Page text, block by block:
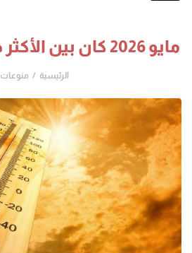
مايو 2026 كان بين الأكثر حرارة في التاريخ
الرئيسية منوعات